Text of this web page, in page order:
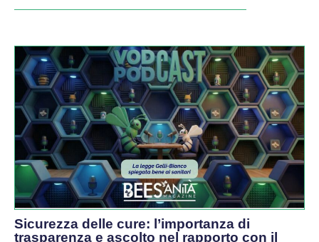
Sicurezza delle cure: l’importanza di
trasparenza e ascolto nel rapporto con il